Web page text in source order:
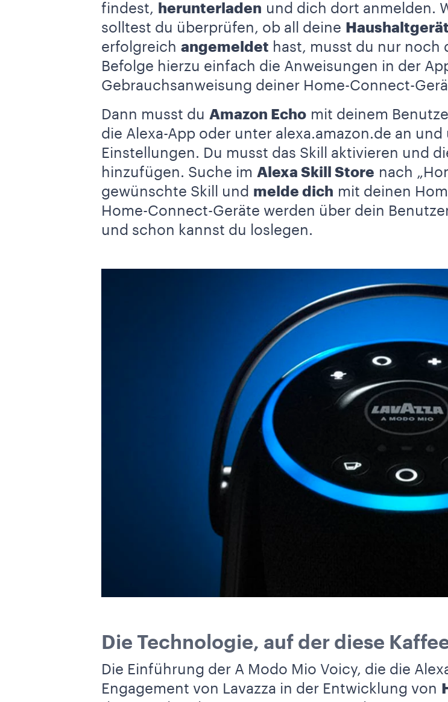
findest, herunterladen und dich dort anmelden.
solltest du überprüfen, ob all deine
erfolgreich angemeldet hast, musst du nur noch
Befolge hierzu einfach die Anweisungen in der
Gebrauchsanweisung deiner Home-Connect-
Dann musst du Amazon Echomit deinem
die Alexa-App oder unter alexa.amazon.de an
Einstellungen. Du musst das Skill aktivieren und
hinzufügen. Suche im Alexa Skill Store nach
gewünschte Skill und melde dich mit deinen
Home-Connect-Geräte werden über dein
und schon kannst du loslegen.
Die Technologie, auf der diese
Die Einführung der A Modo Mio Voicy, die die
Engagement von Lavazza in der Entwicklung von